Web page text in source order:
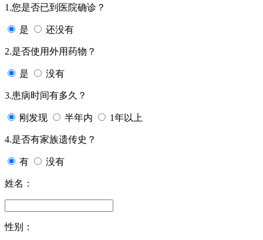
1.您是否已到医院确诊？
是 还没有
2.是否使用外用药物？
是 没有
3.患病时间有多久？
刚发现 半年内 1年以上
4.是否有家族遗传史？
有 没有
姓名：
性别：